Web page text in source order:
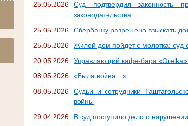
25.05.2026
Суд подтвердил законность
законодательства
25.05.2026
Сбербанку разрешено взыскать
25.05.2026
Жилой дом пойдет с молотка: суд
20.05.2026
Управляющий кафе-бара «Grelka»
08.05.2026
«Была война…»
08.05.2026
Судьи и сотрудники
войны
29.04.2026
В суд поступило дело о